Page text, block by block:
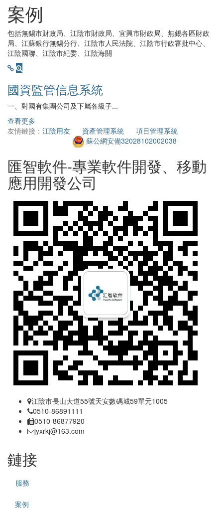
案例
包括無錫市財政局、江陰市財政局、宜興市財政局、無錫各區財政
局、江蘇銀行無錫分行、江陰市人民法院、江陰市行政審批中心、
江陰國聯、江陰市紀委、江陰海關
國資監管信息系統
一、對國有集團公司及下屬各級子...
查看更多
友情鏈接： 江陰用友 資產管理系統
項目管理系統
蘇公網安備32028102002038
匯智軟件-專業軟件開發、移動
應用開發公司
江陰市長山大道55號天安數碼城59單元1005
0510-86891111
0510-86877920
jyxrkj@163.com
鏈接
服務
案例